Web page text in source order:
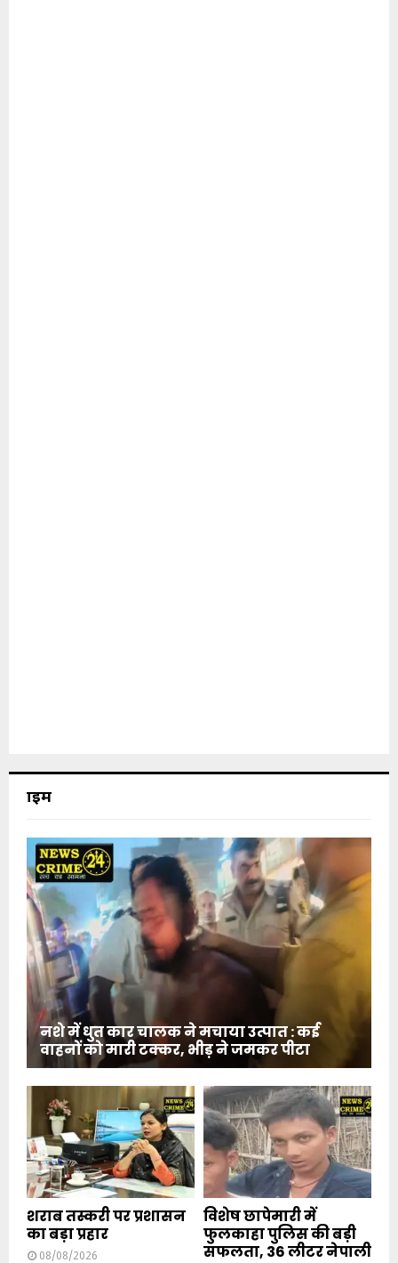
क्राइम
नशे में धुत कार चालक ने मचाया उत्पात : कई
वाहनों को मारी टक्कर, भीड़ ने जमकर पीटा
शराब तस्करी पर प्रशासन
का बड़ा प्रहार
08/08/2026
विशेष छापेमारी में
फुलकाहा पुलिस की बड़ी
सफलता, 36 लीटर नेपाली